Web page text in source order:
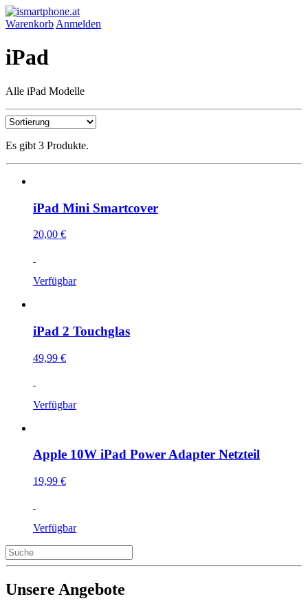
Warenkorb Anmelden
iPad
Alle iPad Modelle
Es gibt 3 Produkte.
iPad Mini Smartcover
20,00 €
Verfügbar
iPad 2 Touchglas
49,99 €
Verfügbar
Apple 10W iPad Power Adapter Netzteil
19,99 €
Verfügbar
Unsere Angebote